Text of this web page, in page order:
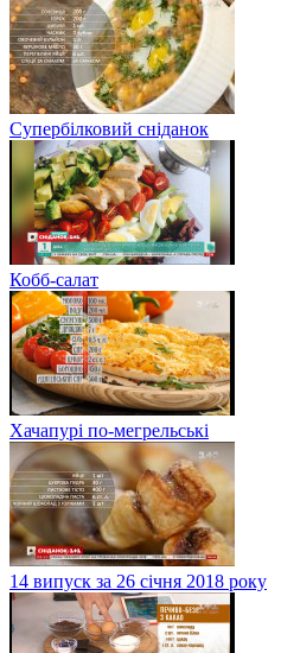
Супербілковий сніданок
Кобб-салат
Хачапурі по-мегрельські
14 випуск за 26 січня 2018 року